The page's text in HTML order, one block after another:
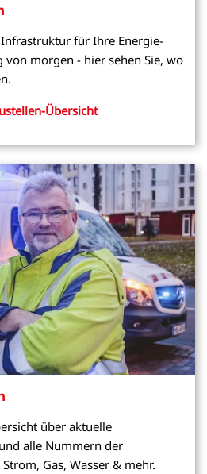
für Ihre Energie-
von morgen - hier sehen Sie, wo
Übersicht
über aktuelle
alle Nummern der
Gas, Wasser & mehr.